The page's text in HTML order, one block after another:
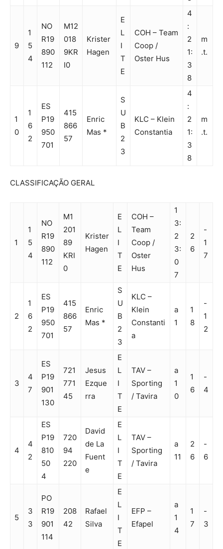
9
1
5
4
NO
R19
890
112
M12
018
9KR
I0
Krister
Hagen
E
L
I
T
E
COH – Team
Coop /
Oster Hus
4
:
2
1:
3
8
m
.t.
1
0
1
6
2
ES
P19
950
701
415
866
57
Enric
Mas *
S
U
B
2
3
KLC – Klein
Constantia
4
:
2
1:
3
8
m
.t.
CLASSIFICAÇÃO GERAL
1
1
5
4
NO
R19
890
112
M1
201
89
KRI
0
Krister
Hagen
E
L
I
T
E
COH –
Team
Coop /
Oster
Hus
1
3:
2
3:
0
7
2
6
-
1
7
2
1
6
2
ES
P19
950
701
415
866
57
Enric
Mas *
S
U
B
2
3
KLC –
Klein
Constanti
a
a
1
1
8
-
1
2
3
4
7
ES
P19
901
130
721
771
45
Jesus
Ezque
rra
E
L
I
T
E
TAV –
Sporting
/ Tavira
a
1
0
1
6
-
4
4
4
2
ES
P19
810
50
4
720
94
220
David
de La
Fuent
e
E
L
I
T
E
TAV –
Sporting
/ Tavira
a
11
2
6
-
6
5
3
3
PO
R19
901
114
208
42
Rafael
Silva
E
L
I
T
E
EFP –
Efapel
a
1
4
1
7
-
3